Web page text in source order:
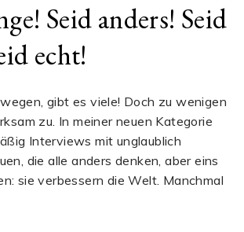
Seid anders! Seid
echt!
gibt es viele! Doch zu wenigen
zu. In meiner neuen Kategorie
Interviews mit unglaublich
die alle anders denken, aber eins
sie verbessern die Welt. Manchmal